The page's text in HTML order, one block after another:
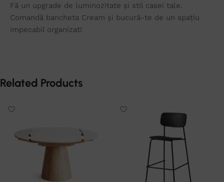
Fă un upgrade de luminozitate și stil casei tale.
Comandă bancheta Cream și bucură-te de un spațiu
impecabil organizat!
Related Products